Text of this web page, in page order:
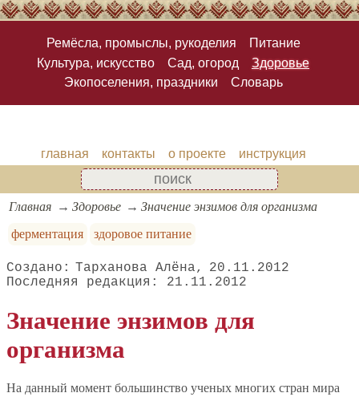
Ремёсла, промыслы, рукоделия
Питание
Культура, искусство
Сад, огород
Здоровье
Экопоселения, праздники
Словарь
главная контакты о проекте инструкция
Главная Здоровье
Значение энзимов для организма
ферментация
здоровое питание
Тарханова Алёна
20.11.2012
21.11.2012
Значение энзимов для
организма
На данный момент большинство ученых многих стран мира